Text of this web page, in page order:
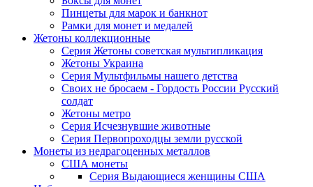
Пинцеты для марок и банкнот
Рамки для монет и медалей
Жетоны коллекционные
Серия Жетоны советская мультипликация
Жетоны Украина
Серия Мультфильмы нашего детства
Своих не бросаем - Гордость России Русский
солдат
Жетоны метро
Серия Исчезнувшие животные
Серия Первопроходцы земли русской
Монеты из недрагоценных металлов
США монеты
Серия Выдающиеся женщины США